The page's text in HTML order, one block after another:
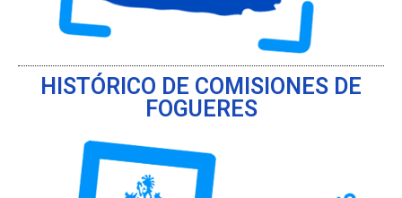
HISTÓRICO DE COMISIONES DE
FOGUERES